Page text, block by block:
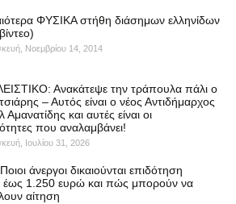
ΦΥΣΙΚΑ στήθη διάσημων ελληνίδων
Νοεμβρίου 14, 2014
Ανακάτεψε την τράπουλα πάλι ο
– Αυτός είναι ο νέος Αντιδήμαρχος
Αμανατίδης και αυτές είναι οι
που αναλαμβάνει!
Ιουλίου 31, 2026
άνεργοι δικαιούνται επιδότηση
έως 1.250 ευρώ και πώς μπορούν να
αίτηση